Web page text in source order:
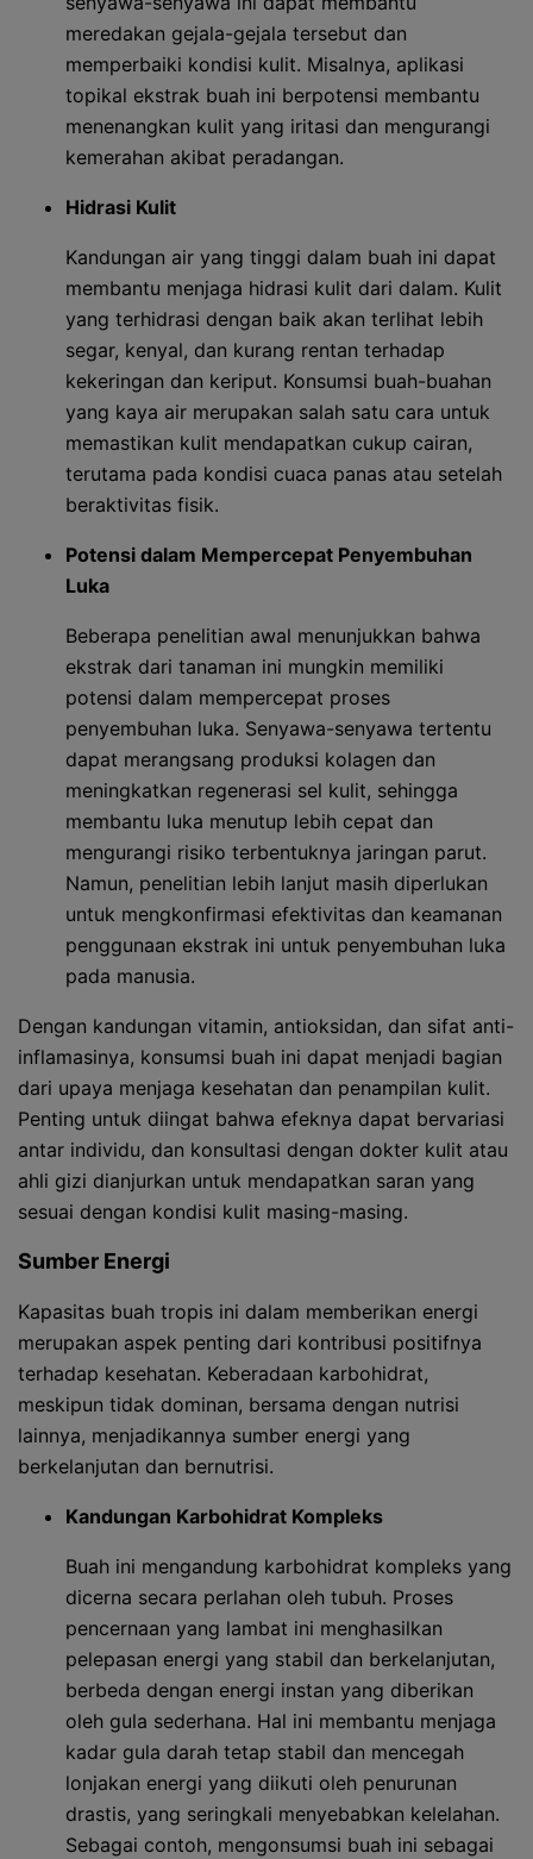
meredakan gejala-gejala tersebut dan
memperbaiki kondisi kulit. Misalnya, aplikasi
topikal ekstrak buah ini berpotensi membantu
menenangkan kulit yang iritasi dan mengurangi
kemerahan akibat peradangan.
Hidrasi Kulit
Kandungan air yang tinggi dalam buah ini dapat
membantu menjaga hidrasi kulit dari dalam. Kulit
yang terhidrasi dengan baik akan terlihat lebih
segar, kenyal, dan kurang rentan terhadap
kekeringan dan keriput. Konsumsi buah-buahan
yang kaya air merupakan salah satu cara untuk
memastikan kulit mendapatkan cukup cairan,
terutama pada kondisi cuaca panas atau setelah
beraktivitas fisik.
Potensi dalam Mempercepat Penyembuhan
Luka
Beberapa penelitian awal menunjukkan bahwa
ekstrak dari tanaman ini mungkin memiliki
potensi dalam mempercepat proses
penyembuhan luka. Senyawa-senyawa tertentu
dapat merangsang produksi kolagen dan
meningkatkan regenerasi sel kulit, sehingga
membantu luka menutup lebih cepat dan
mengurangi risiko terbentuknya jaringan parut.
Namun, penelitian lebih lanjut masih diperlukan
untuk mengkonfirmasi efektivitas dan keamanan
penggunaan ekstrak ini untuk penyembuhan luka
pada manusia.
Dengan kandungan vitamin, antioksidan, dan sifat anti-
inflamasinya, konsumsi buah ini dapat menjadi bagian
dari upaya menjaga kesehatan dan penampilan kulit.
Penting untuk diingat bahwa efeknya dapat bervariasi
antar individu, dan konsultasi dengan dokter kulit atau
ahli gizi dianjurkan untuk mendapatkan saran yang
sesuai dengan kondisi kulit masing-masing.
Sumber Energi
Kapasitas buah tropis ini dalam memberikan energi
merupakan aspek penting dari kontribusi positifnya
terhadap kesehatan. Keberadaan karbohidrat,
meskipun tidak dominan, bersama dengan nutrisi
lainnya, menjadikannya sumber energi yang
berkelanjutan dan bernutrisi.
Kandungan Karbohidrat Kompleks
Buah ini mengandung karbohidrat kompleks yang
dicerna secara perlahan oleh tubuh. Proses
pencernaan yang lambat ini menghasilkan
pelepasan energi yang stabil dan berkelanjutan,
berbeda dengan energi instan yang diberikan
oleh gula sederhana. Hal ini membantu menjaga
kadar gula darah tetap stabil dan mencegah
lonjakan energi yang diikuti oleh penurunan
drastis, yang seringkali menyebabkan kelelahan.
Sebagai contoh, mengonsumsi buah ini sebagai